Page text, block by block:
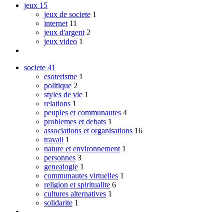
jeux 15
jeux de societe 1
internet 11
jeux d'argent 2
jeux video 1
societe 41
esoterisme 1
politique 2
styles de vie 1
relations 1
peuples et communautes 4
problemes et debats 1
associations et organisations 16
travail 1
nature et environnement 1
personnes 3
genealogie 1
communautes virtuelles 1
religion et spiritualite 6
cultures alternatives 1
solidarite 1